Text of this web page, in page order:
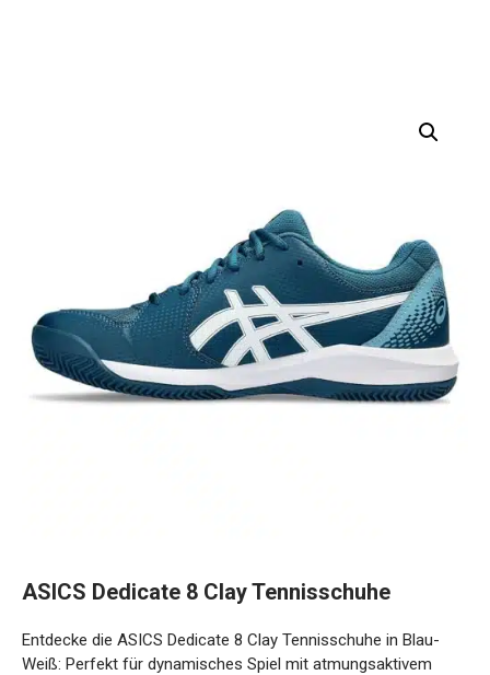
ASICS Dedicate 8 Clay Tennisschuhe
Entdecke die ASICS Dedicate 8 Clay Tennisschuhe in Blau-
Weiß: Perfekt für dynamisches Spiel mit atmungsaktivem